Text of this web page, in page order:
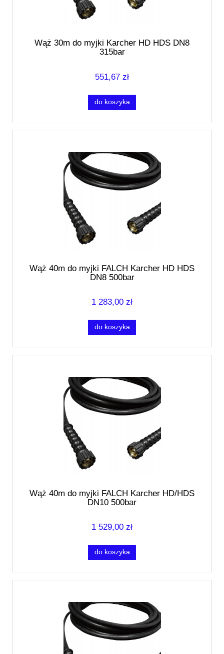
Wąż 30m do myjki Karcher HD HDS DN8
315bar
551,67 zł
do koszyka
Wąż 40m do myjki FALCH Karcher HD HDS
DN8 500bar
1 283,00 zł
do koszyka
Wąż 40m do myjki FALCH Karcher HD/HDS
DN10 500bar
1 529,00 zł
do koszyka